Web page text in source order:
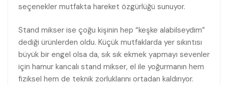
seçenekler mutfakta hareket özgürlüğü sunuyor.
Stand mikser ise çoğu kişinin hep “keşke alabilseydim”
dediği ürünlerden oldu. Küçük mutfaklarda yer sıkıntısı
büyük bir engel olsa da, sık sık ekmek yapmayı sevenler
için hamur kancalı stand mikser, el ile yoğurmanın hem
fiziksel hem de teknik zorluklarını ortadan kaldırıyor.